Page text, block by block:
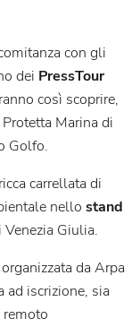
con gli
dei PressTour
così scoprire,
Marina di
Golfo.
carrellata di
nello stand
Giulia.
da Arpa
ad iscrizione, sia
remoto